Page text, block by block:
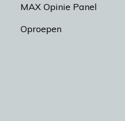
MAX Opinie Panel
Oproepen